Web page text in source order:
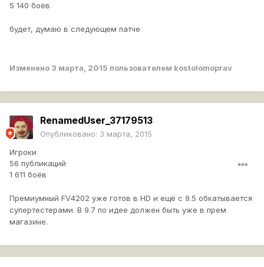
5 140 боёв
будет, думаю в следующем патче
Изменено 3 марта, 2015 пользователем kostolomoprav
RenamedUser_37179513
Опубликовано: 3 марта, 2015
Игроки
56 публикаций
1 611 боёв
Премиумный FV4202 уже готов в HD и ещё с 9.5 обкатывается
супертестерами. В 9.7 по идее должен быть уже в прем
магазине.